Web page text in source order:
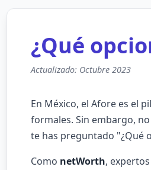
¿Qué
Actualizado: Octubre 2023
En México, el Afore es el
formales. Sin embargo,
te has preguntado "¿Qué
Como netWorth,